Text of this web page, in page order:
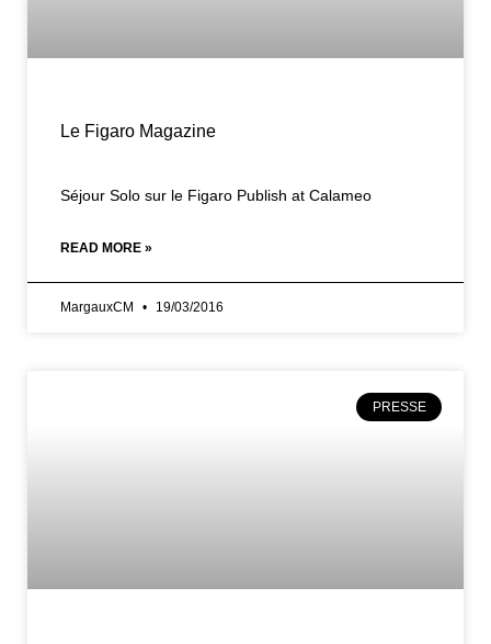
Le Figaro Magazine
Séjour Solo sur le Figaro Publish at Calameo
READ MORE »
MargauxCM 19/03/2016
PRESSE